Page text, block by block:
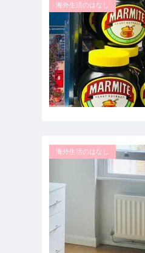
海外生活のはなし
海外生活のはなし